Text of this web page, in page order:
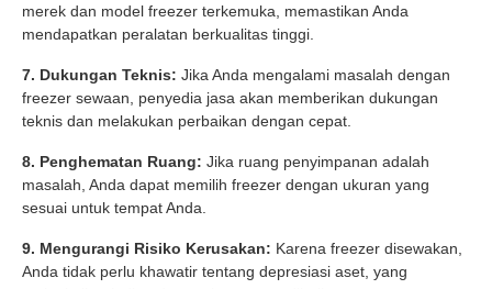
merek dan model freezer terkemuka, memastikan Anda
mendapatkan peralatan berkualitas tinggi.
7. Dukungan Teknis: Jika Anda mengalami masalah dengan
freezer sewaan, penyedia jasa akan memberikan dukungan
teknis dan melakukan perbaikan dengan cepat.
8. Penghematan Ruang: Jika ruang penyimpanan adalah
masalah, Anda dapat memilih freezer dengan ukuran yang
sesuai untuk tempat Anda.
9. Mengurangi Risiko Kerusakan: Karena freezer disewakan,
Anda tidak perlu khawatir tentang depresiasi aset, yang